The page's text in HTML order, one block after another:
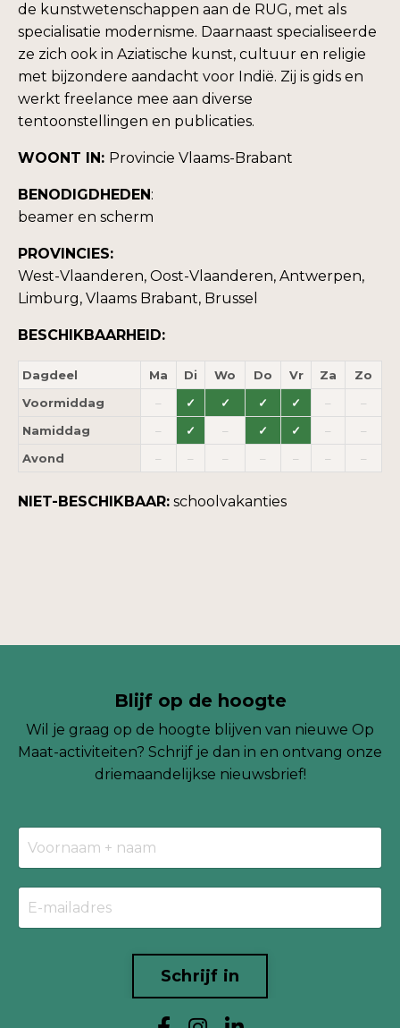
de kunstwetenschappen aan de RUG, met als
specialisatie modernisme. Daarnaast specialiseerde
ze zich ook in Aziatische kunst, cultuur en religie
met bijzondere aandacht voor Indië. Zij is gids en
werkt freelance mee aan diverse
tentoonstellingen en publicaties.
WOONT IN: Provincie Vlaams-Brabant
BENODIGDHEDEN:
beamer en scherm
PROVINCIES:
West-Vlaanderen, Oost-Vlaanderen, Antwerpen,
Limburg, Vlaams Brabant, Brussel
BESCHIKBAARHEID:
Dagdeel Ma Di Wo Do Vr Za
Zo
Voormiddag
– ✓ ✓ ✓ ✓ –
–
Namiddag
– ✓ – ✓ ✓ –
–
Avond
– – – – – – –
NIET-BESCHIKBAAR: schoolvakanties
Blijf op de hoogte
Wil je graag op de hoogte blijven van nieuwe Op
Maat-activiteiten? Schrijf je dan in en ontvang onze
driemaandelijkse nieuwsbrief!
Schrijf in